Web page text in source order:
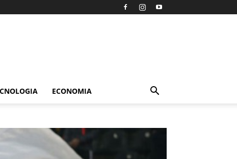
ECONOMIA